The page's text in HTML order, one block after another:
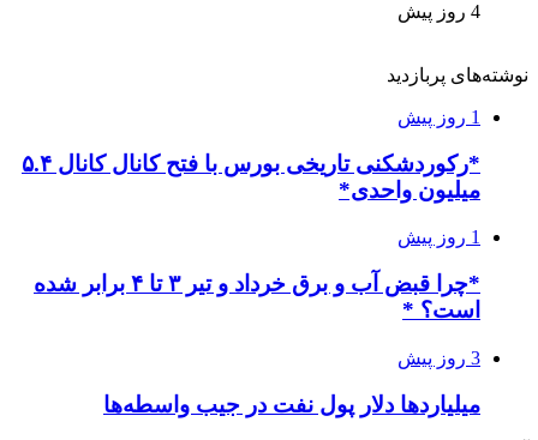
4 روز پیش
نوشته‌های پربازدید
1 روز پیش
*رکوردشکنی تاریخی بورس با فتح کانال کانال ۵.۴
میلیون واحدی*
1 روز پیش
*چرا قبض آب و برق خرداد و تیر ۳ تا ۴ برابر شده
است؟ *
3 روز پیش
میلیاردها دلار پول نفت در جیب واسطه‌ها